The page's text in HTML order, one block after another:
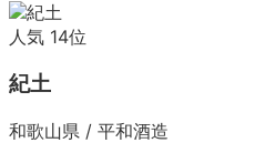
人気 14位
紀土
和歌山県 / 平和酒造